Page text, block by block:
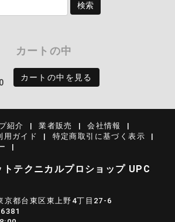
カートの中
カートの中を見る
紹介 業者販売
会社情報
用ガイド
特定商取引に基づく表示
トテクニカルプロショップ UPC
都台東区東上野4丁目27-6